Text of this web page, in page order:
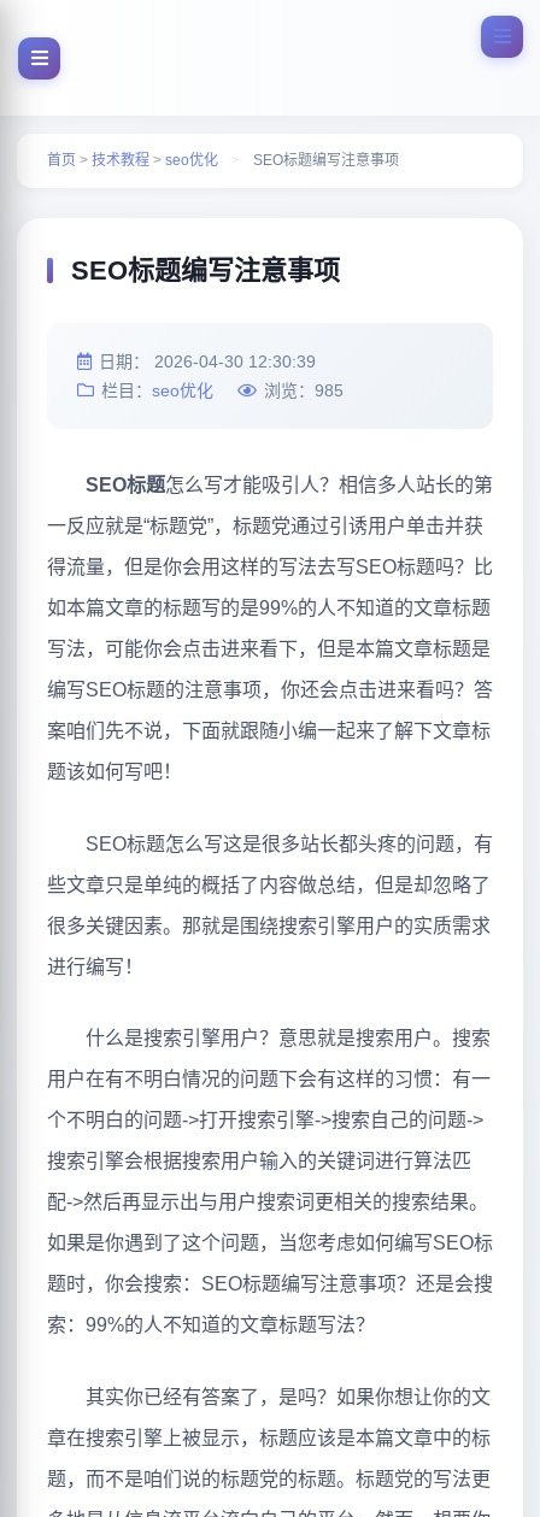
首页 > 技术教程 > seo优化 > SEO标题编写注意事项
SEO标题编写注意事项
日期： 2026-04-30 12:30:39
栏目： seo优化 浏览： 985
SEO标题怎么写才能吸引人？相信多人站长的第
一反应就是“标题党”，标题党通过引诱用户单击并获
得流量，但是你会用这样的写法去写SEO标题吗？比
如本篇文章的标题写的是99%的人不知道的文章标题
写法，可能你会点击进来看下，但是本篇文章标题是
编写SEO标题的注意事项，你还会点击进来看吗？答
案咱们先不说，下面就跟随小编一起来了解下文章标
题该如何写吧！
SEO标题怎么写这是很多站长都头疼的问题，有
些文章只是单纯的概括了内容做总结，但是却忽略了
很多关键因素。那就是围绕搜索引擎用户的实质需求
进行编写！
什么是搜索引擎用户？意思就是搜索用户。搜索
用户在有不明白情况的问题下会有这样的习惯：有一
个不明白的问题->打开搜索引擎->搜索自己的问题->
搜索引擎会根据搜索用户输入的关键词进行算法匹
配->然后再显示出与用户搜索词更相关的搜索结果。
如果是你遇到了这个问题，当您考虑如何编写SEO标
题时，你会搜索：SEO标题编写注意事项？还是会搜
索：99%的人不知道的文章标题写法？
其实你已经有答案了，是吗？如果你想让你的文
章在搜索引擎上被显示，标题应该是本篇文章中的标
题，而不是咱们说的标题党的标题。标题党的写法更